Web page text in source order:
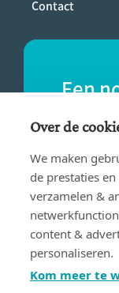
Contact
Een
Vind
buurt.
VIND
Over de
We maken
de prestaties
verzamelen &
content &
personaliseren.
Kom meer te